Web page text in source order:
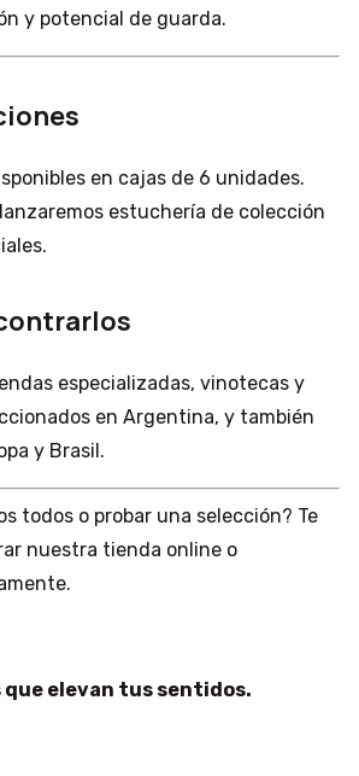
y potencial de guarda.
en cajas de 6 unidades.
estuchería de colección
especializadas, vinotecas y
en Argentina, y también
y Brasil.
todos o probar una selección? Te
nuestra tienda online o
elevan tus sentidos.